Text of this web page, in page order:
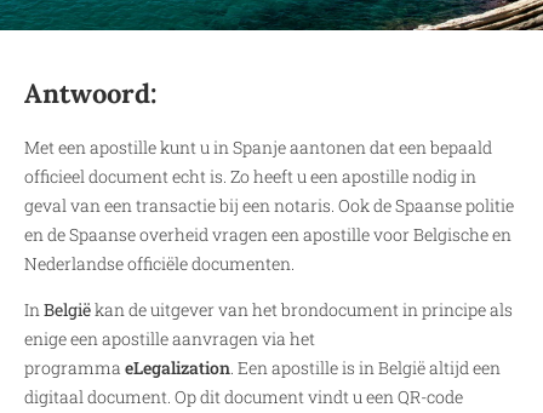
Antwoord:
Met een apostille kunt u in Spanje aantonen dat een bepaald
officieel document echt is. Zo heeft u een apostille nodig in
geval van een transactie bij een notaris. Ook de Spaanse politie
en de Spaanse overheid vragen een apostille voor Belgische en
Nederlandse officiële documenten.
InBelgiëkan de uitgever van het brondocument in principe als
enige een apostille aanvragen via het
programma eLegalization. Een apostille is in België altijd een
digitaal document. Op dit document vindt u een QR-code